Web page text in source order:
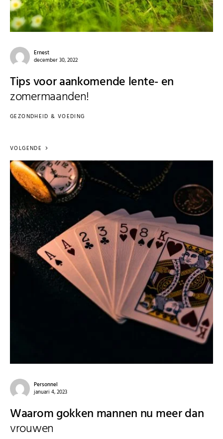
Ernest
december 30, 2022
Tips voor aankomende lente- en
zomermaanden!
GEZONDHEID & VOEDING
VOLGENDE
Personnel
januari 4, 2023
Waarom gokken mannen nu meer dan
vrouwen